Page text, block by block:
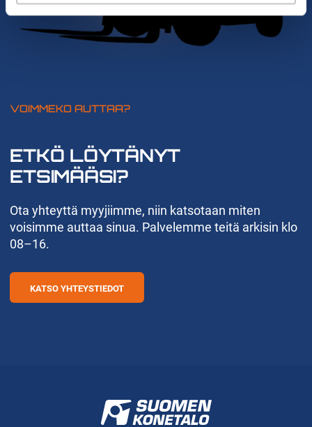
VOIMMEKO AUTTAA?
ETKÖ LÖYTÄNYT
ETSIMÄÄSI?
Ota yhteyttä myyjiimme, niin katsotaan miten
voisimme auttaa sinua. Palvelemme teitä arkisin klo
08–16.
KATSO YHTEYSTIEDOT